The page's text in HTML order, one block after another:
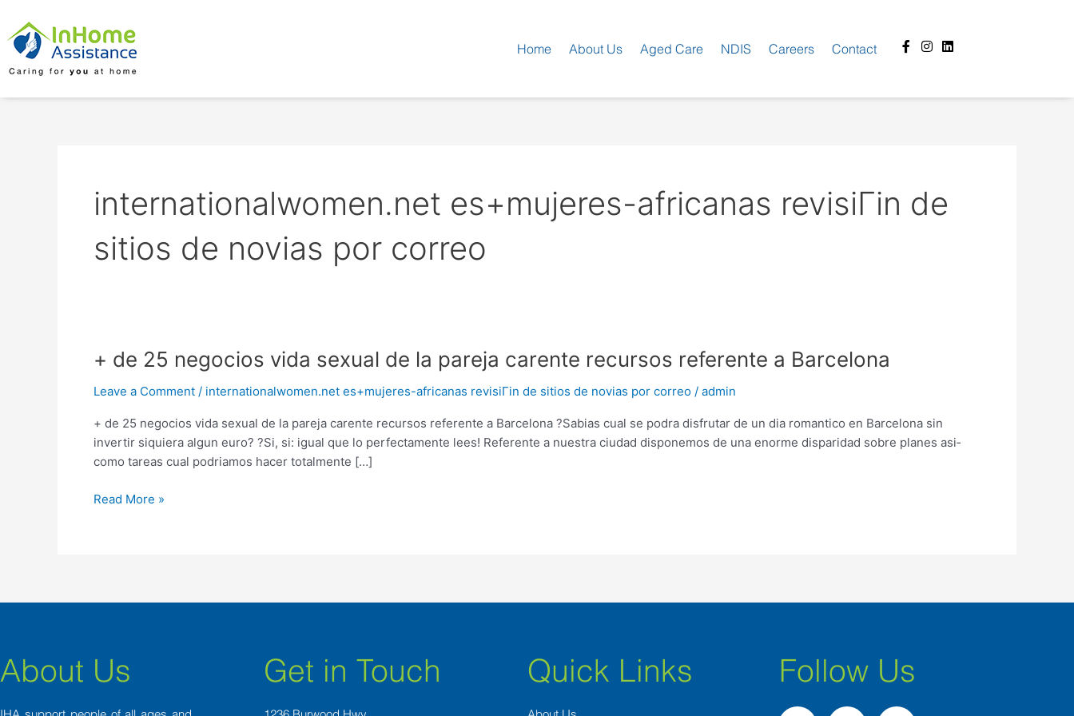
content
Home About Us Aged Care NDIS Careers Contact
Facebook-
f
Instagram
Linkedin
internationalwomen.net es+mujeres-africanas revisiГіn de
sitios de novias por correo
+ de 25 negocios vida sexual de la pareja carente recursos referente a Barcelona
Leave a Comment / internationalwomen.net es+mujeres-africanas revisiГіn de sitios de novias por correo / admin
+ de 25 negocios vida sexual de la pareja carente recursos referente a Barcelona ?Sabias cual se podra disfrutar de un dia romantico en Barcelona sin
invertir siquiera algun euro? ?Si, si: igual que lo perfectamente lees! Referente a nuestra ciudad disponemos de una enorme disparidad sobre planes asi­
como tareas cual podri­amos hacer totalmente […]
+
25
vida
sexual
de
pareja
Barcelona
Read More »
About Us Get in Touch Quick Links Follow Us